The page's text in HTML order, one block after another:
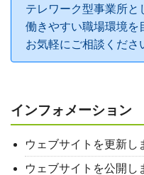
テレワーク型事業所と
働きやすい職場環境を
お気軽にご相談くださ
インフォメーション
ウェブサイトを更新し
ウェブサイトを公開し